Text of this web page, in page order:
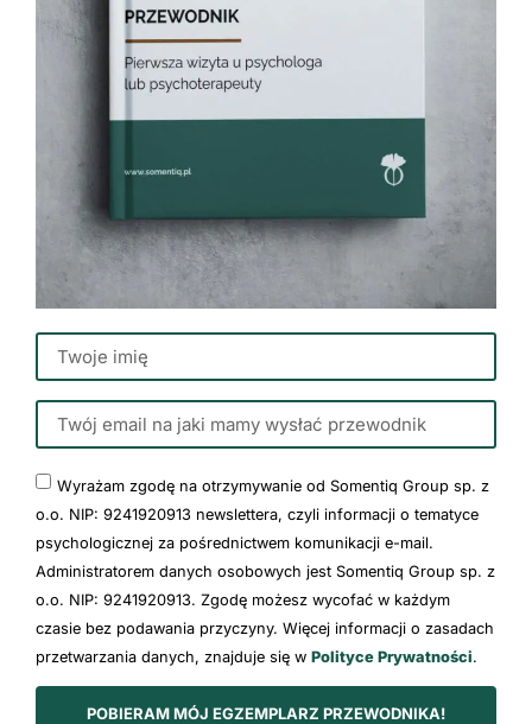
Wyrażam zgodę na otrzymywanie od Somentiq Group sp. z
o.o. NIP: 9241920913 newslettera, czyli informacji o tematyce
psychologicznej za pośrednictwem komunikacji e-mail.
Administratorem danych osobowych jest Somentiq Group sp. z
o.o. NIP: 9241920913. Zgodę możesz wycofać w każdym
czasie bez podawania przyczyny. Więcej informacji o zasadach
przetwarzania danych, znajduje się w Polityce Prywatności.
POBIERAM MÓJ EGZEMPLARZ PRZEWODNIKA!